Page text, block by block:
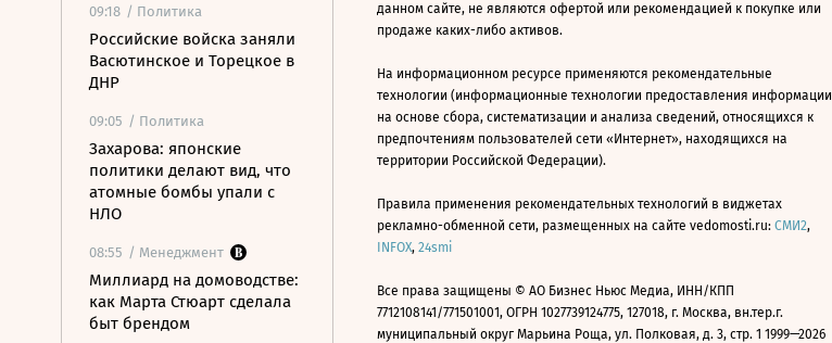
09:18 / Политика
Российские войска заняли
Васютинское и Торецкое в
ДНР
09:05 / Политика
Захарова: японские
политики делают вид, что
атомные бомбы упали с
НЛО
08:55 / Менеджмент
Миллиард на домоводстве:
как Марта Стюарт сделала
быт брендом
данном сайте, не являются офертой или рекомендацией к покупке или
продаже каких-либо активов.
На информационном ресурсе применяются рекомендательные
технологии (информационные технологии предоставления информации
на основе сбора, систематизации и анализа сведений, относящихся к
предпочтениям пользователей сети «Интернет», находящихся на
территории Российской Федерации).
Правила применения рекомендательных технологий в виджетах
рекламно-обменной сети, размещенных на сайте vedomosti.ru: СМИ2,
INFOX, 24smi
Все права защищены © АО Бизнес Ньюс Медиа, ИНН/КПП
7712108141/771501001, ОГРН 1027739124775, 127018, г. Москва, вн.тер.г.
муниципальный округ Марьина Роща, ул. Полковая, д. 3, стр. 1 1999—2026